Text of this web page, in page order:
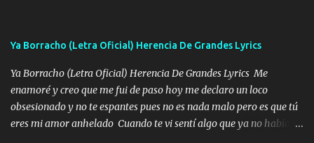
grande traemos la bandera 04 se oye por los radios y bien
ofrece también peleam'os bien atentó el compa huicho la corta al
cinto y radios colgados cuando salimos del rancho carros
blindándos y bien equipados no somos gente de problemas pero
defendemos muy bien nuestra tierra buena sombra nos cobija y el
Ya Borracho (Letra Oficial) Herencia De Grandes Lyrics
Ya Borracho (Letra Oficial) Herencia De Grandes Lyrics Me
enamoré y creo que me fui de paso hoy me declaro un loco
obsesionado y no te espantes pues no es nada malo pero es que tú
eres mi amor anhelado Cuando te vi sentí algo que ya no había